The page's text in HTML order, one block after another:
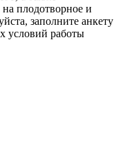
плодотворное и
заполните анкету
условий работы